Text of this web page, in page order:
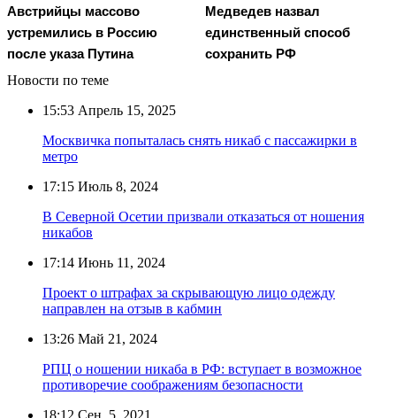
Австрийцы массово
устремились в Россию
после указа Путина
Медведев назвал
единственный способ
сохранить РФ
Новости по теме
15:53 Апрель 15, 2025
Москвичка попыталась снять никаб с пассажирки в
метро
17:15 Июль 8, 2024
В Северной Осетии призвали отказаться от ношения
никабов
17:14 Июнь 11, 2024
Проект о штрафах за скрывающую лицо одежду
направлен на отзыв в кабмин
13:26 Май 21, 2024
РПЦ о ношении никаба в РФ: вступает в возможное
противоречие соображениям безопасности
18:12 Сен. 5, 2021